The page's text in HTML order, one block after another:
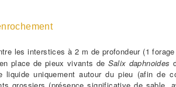
les interstices à 2 m de profondeur (1
place de pieux vivants de Salix daphnoides
uniquement autour du pieu (afin de
grossiers (présence significative de sable,